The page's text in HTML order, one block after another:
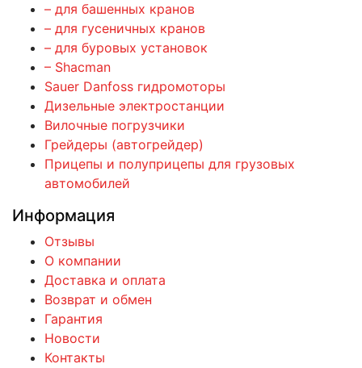
– для башенных кранов
– для гусеничных кранов
– для буровых установок
– Shacman
Sauer Danfoss гидромоторы
Дизельные электростанции
Вилочные погрузчики
Грейдеры (автогрейдер)
Прицепы и полуприцепы для грузовых
автомобилей
Информация
Отзывы
О компании
Доставка и оплата
Возврат и обмен
Гарантия
Новости
Контакты